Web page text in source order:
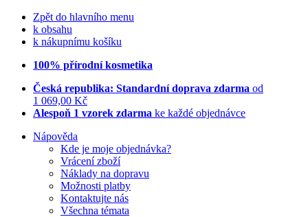
Zpět do hlavního menu
k obsahu
k nákupnímu košíku
100% přírodní kosmetika
Česká republika: Standardní doprava zdarma od
1 069,00 Kč
Alespoň 1 vzorek zdarma ke každé objednávce
Nápověda
Kde je moje objednávka?
Vrácení zboží
Náklady na dopravu
Možnosti platby
Kontaktujte nás
Všechna témata